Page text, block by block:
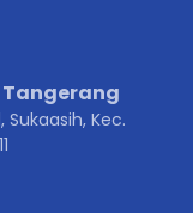
Tangerang
Sukaasih, Kec.